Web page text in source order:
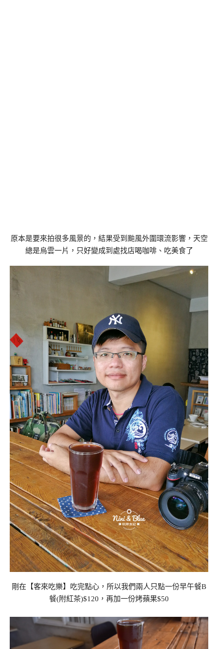
原本是要來拍很多風景的，結果受到颱風外圍環流影響，天空
總是烏雲一片，只好變成到處找店喝咖啡、吃美食了
剛在【客來吃樂】吃完點心，所以我們兩人只點一份早午餐B
餐(附紅茶)$120，再加一份烤蘋果$50